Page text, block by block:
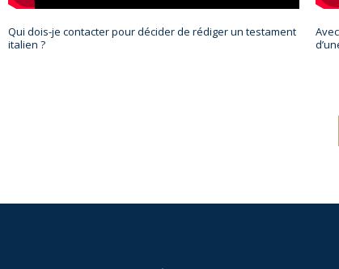
Qui dois-je contacter pour décider de rédiger un testament
italien ?